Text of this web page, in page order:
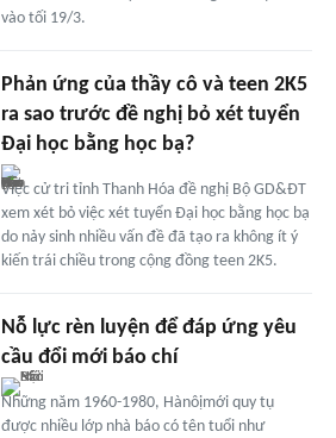
vào tối 19/3.
Phản ứng của thầy cô và teen 2K5
ra sao trước đề nghị bỏ xét tuyển
Đại học bằng học bạ?
Việc cử tri tỉnh Thanh Hóa đề nghị Bộ GD&ĐT
xem xét bỏ việc xét tuyển Đại học bằng học bạ
do nảy sinh nhiều vấn đề đã tạo ra không ít ý
kiến trái chiều trong cộng đồng teen 2K5.
Nỗ lực rèn luyện để đáp ứng yêu
cầu đổi mới báo chí
Những năm 1960-1980, Hànôịmới quy tụ
được nhiều lớp nhà báo có tên tuổi như